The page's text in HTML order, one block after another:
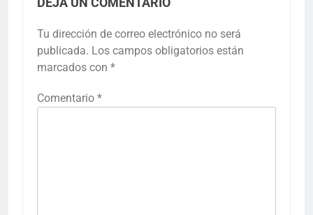
DEJA UN COMENTARIO
Tu dirección de correo electrónico no será
publicada. Los campos obligatorios están
marcados con *
Comentario *